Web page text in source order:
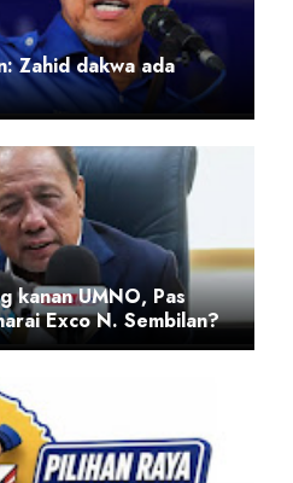
Zahid dakwa ada
kanan UMNO, Pas
Exco N. Sembilan?